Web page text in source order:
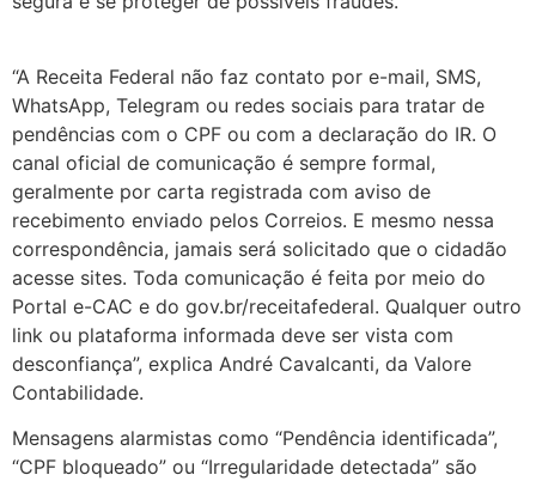
“A Receita Federal não faz contato por e-mail, SMS,
WhatsApp, Telegram ou redes sociais para tratar de
pendências com o CPF ou com a declaração do IR. O
canal oficial de comunicação é sempre formal,
geralmente por carta registrada com aviso de
recebimento enviado pelos Correios. E mesmo nessa
correspondência, jamais será solicitado que o cidadão
acesse sites. Toda comunicação é feita por meio do
Portal e-CAC e do gov.br/receitafederal. Qualquer outro
link ou plataforma informada deve ser vista com
desconfiança”, explica André Cavalcanti, da Valore
Contabilidade.
Mensagens alarmistas como “Pendência identificada”,
“CPF bloqueado” ou “Irregularidade detectada” são